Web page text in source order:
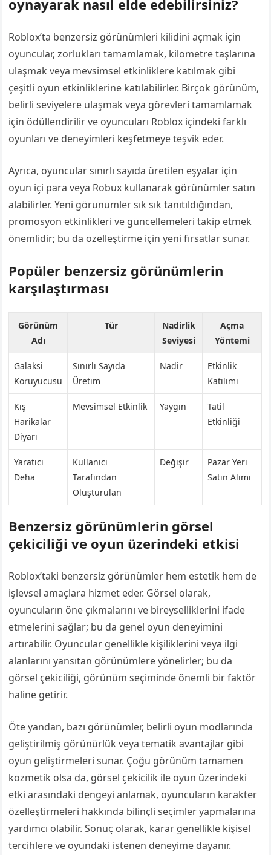
oynayarak nasıl elde edebilirsiniz?
Roblox’ta benzersiz görünümleri kilidini açmak için
oyuncular, zorlukları tamamlamak, kilometre taşlarına
ulaşmak veya mevsimsel etkinliklere katılmak gibi
çeşitli oyun etkinliklerine katılabilirler. Birçok görünüm,
belirli seviyelere ulaşmak veya görevleri tamamlamak
için ödüllendirilir ve oyuncuları Roblox içindeki farklı
oyunları ve deneyimleri keşfetmeye teşvik eder.
Ayrıca, oyuncular sınırlı sayıda üretilen eşyalar için
oyun içi para veya Robux kullanarak görünümler satın
alabilirler. Yeni görünümler sık sık tanıtıldığından,
promosyon etkinlikleri ve güncellemeleri takip etmek
önemlidir; bu da özelleştirme için yeni fırsatlar sunar.
Popüler benzersiz görünümlerin
karşılaştırması
Görünüm
Adı
Tür
Nadirlik
Seviyesi
Açma
Yöntemi
Galaksi
Koruyucusu
Sınırlı Sayıda
Üretim
Nadir
Etkinlik
Katılımı
Kış
Harikalar
Diyarı
Mevsimsel Etkinlik Yaygın
Tatil
Etkinliği
Yaratıcı
Deha
Kullanıcı
Tarafından
Oluşturulan
Değişir
Pazar Yeri
Satın Alımı
Benzersiz görünümlerin görsel
çekiciliği ve oyun üzerindeki etkisi
Roblox’taki benzersiz görünümler hem estetik hem de
işlevsel amaçlara hizmet eder. Görsel olarak,
oyuncuların öne çıkmalarını ve bireyselliklerini ifade
etmelerini sağlar; bu da genel oyun deneyimini
artırabilir. Oyuncular genellikle kişiliklerini veya ilgi
alanlarını yansıtan görünümlere yönelirler; bu da
görsel çekiciliği, görünüm seçiminde önemli bir faktör
haline getirir.
Öte yandan, bazı görünümler, belirli oyun modlarında
geliştirilmiş görünürlük veya tematik avantajlar gibi
oyun geliştirmeleri sunar. Çoğu görünüm tamamen
kozmetik olsa da, görsel çekicilik ile oyun üzerindeki
etki arasındaki dengeyi anlamak, oyuncuların karakter
özelleştirmeleri hakkında bilinçli seçimler yapmalarına
yardımcı olabilir. Sonuç olarak, karar genellikle kişisel
tercihlere ve oyundaki istenen deneyime dayanır.